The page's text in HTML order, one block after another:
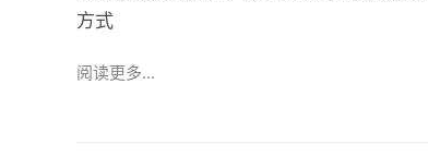
方式
阅读更多...